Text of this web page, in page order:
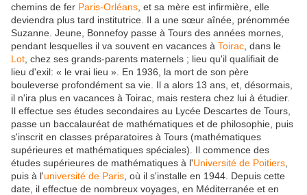
chemins de fer Paris-Orléans , et sa mère est infirmière, elle
deviendra plus tard institutrice. Il a une sœur aînée, prénommée
Suzanne. Jeune, Bonnefoy passe à Tours des années mornes,
pendant lesquelles il va souvent en vacances à Toirac , dans le
Lot , chez ses grands-parents maternels ; lieu qu'il qualifiait de
lieu d'exil: « le vrai lieu » . En 1936, la mort de son père
bouleverse profondément sa vie. Il a alors 13 ans, et, désormais,
il n'ira plus en vacances à Toirac, mais restera chez lui à étudier.
Il effectue ses études secondaires au Lycée Descartes de Tours,
passe un baccalauréat de mathématiques et de philosophie, puis
s'inscrit en classes préparatoires à Tours (mathématiques
supérieures et mathématiques spéciales). Il commence des
études supérieures de mathématiques à l'Université de Poitiers
puis à l'université de Paris , où il s'installe en 1944. Depuis cette
date, il effectue de nombreux voyages, en Méditerranée et en